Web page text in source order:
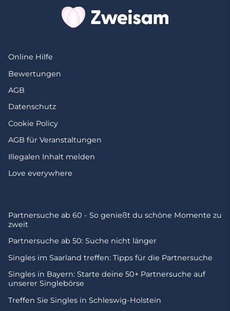
Online Hilfe
Bewertungen
AGB
Datenschutz
Cookie Policy
AGB für Veranstaltungen
Illegalen Inhalt melden
Love everywhere
Partnersuche ab 60 - So genießt du schöne Momente zu
zweit
Partnersuche ab 50: Suche nicht länger
Singles im Saarland treffen: Tipps für die Partnersuche
Singles in Bayern: Starte deine 50+ Partnersuche auf
unserer Singlebörse
Treffen Sie Singles in Schleswig-Holstein